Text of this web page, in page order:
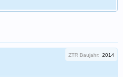
ZTR Baujahr: 2014